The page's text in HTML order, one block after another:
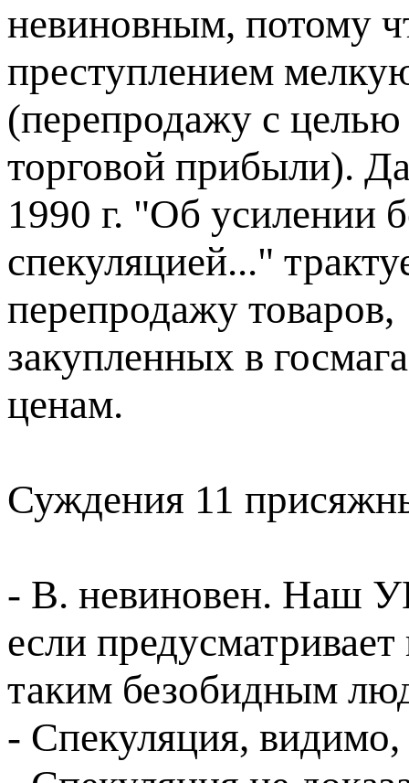
невиновным, потому
преступлением
(перепродажу с целью
торговой прибыли).
1990 г. "Об усилении
спекуляцией..."
перепродажу товаров,
закупленных в
ценам.
Суждения 11
- В. невиновен. Наш
если
таким безобидным
- Спекуляция,